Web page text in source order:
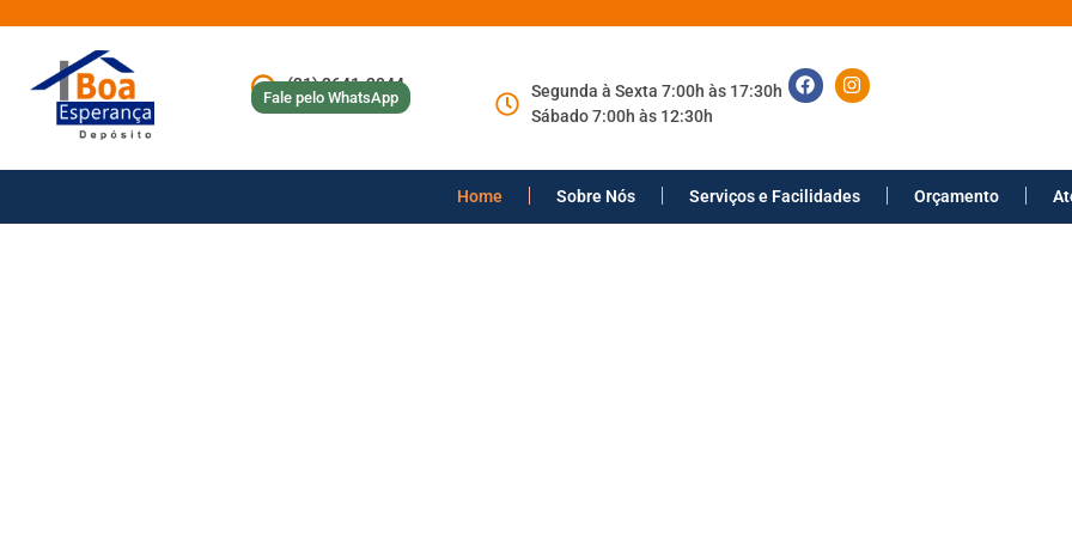
(31) 3641-3044
Fale pelo WhatsApp
Segunda à Sexta 7:00h às 17:30h
Sábado 7:00h às 12:30h
Home Sobre Nós Serviços e Facilidades Orçamento